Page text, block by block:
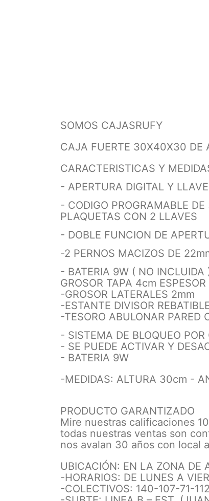
SOMOS CAJASRUFY
CAJA FUERTE 30X40X30 DE
CARACTERISTICAS Y
- APERTURA DIGITAL Y
- CODIGO PROGRAMABLE
PLAQUETAS CON 2 LLAVES
- DOBLE FUNCION DE
-2 PERNOS MACIZOS DE
- BATERIA 9W ( NO INCLUIDA
GROSOR TAPA 4cm
-GROSOR LATERALES 2mm
-ESTANTE DIVISOR
-TESORO ABULONAR PARED
- SISTEMA DE BLOQUEO
- SE PUEDE ACTIVAR Y
- BATERIA 9W
-MEDIDAS: ALTURA 30cm -
PRODUCTO GARANTIZADO
Mire nuestras calificaciones
todas nuestras ventas son
nos avalan 30 años con local
UBICACIÓN: EN LA ZONA DE
-HORARIOS: DE LUNES A
-COLECTIVOS: 140-107-71-